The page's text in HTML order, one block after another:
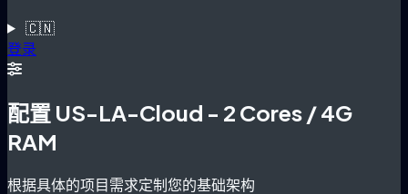
🇨🇳
登录
配置 US-LA-Cloud - 2 Cores / 4G
RAM
根据具体的项目需求定制您的基础架构